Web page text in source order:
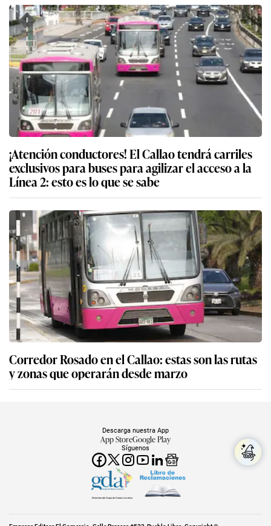
¡Atención conductores! El Callao tendrá carriles
exclusivos para buses para agilizar el acceso a la
Línea 2: esto es lo que se sabe
Corredor Rosado en el Callao: estas son las rutas
y zonas que operarán desde marzo
Síguenos
Descarga nuestra App
App StoreGoogle Play
Miembro del Grupo de Diarios América